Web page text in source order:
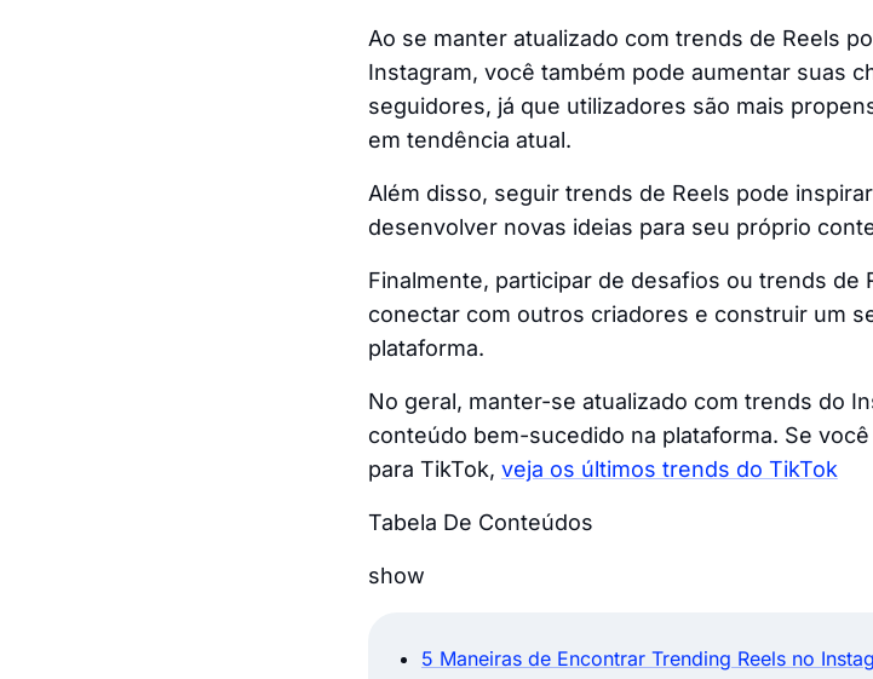
Ao se manter atualizado com trends de Reels
Instagram, você também pode aumentar suas
seguidores, já que utilizadores são mais
em tendência atual.
Além disso, seguir trends de Reels pode
desenvolver novas ideias para seu próprio
Finalmente, participar de desafios ou trends de
conectar com outros criadores e construir um
plataforma.
No geral, manter-se atualizado com trends do
conteúdo bem-sucedido na plataforma. Se
para TikTok, veja os últimos trends do TikTok
Tabela De Conteúdos
show
5 Maneiras de Encontrar Trending Reels no